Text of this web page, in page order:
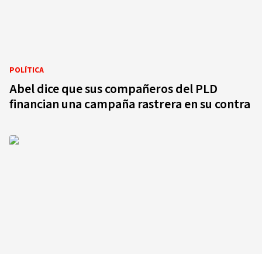
POLÍTICA
Abel dice que sus compañeros del PLD
financian una campaña rastrera en su contra